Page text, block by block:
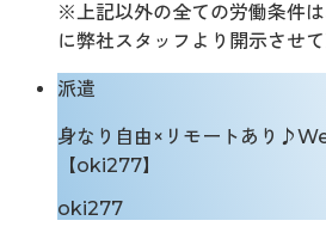
※上記以外の全ての労働条件
に弊社スタッフより開示させて
派遣
身なり自由×リモートあり
【oki277】
oki277